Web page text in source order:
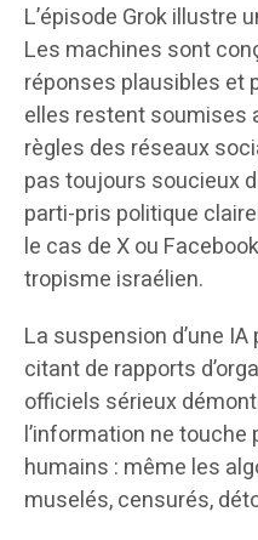
L’épisode Grok illustre
Les machines sont
réponses plausibles et
elles restent soumises
règles des réseaux
pas toujours soucieux
parti-pris politique
le cas de X ou
tropisme israélien.
La suspension d’une
citant de rapports
officiels sérieux
l’information ne
humains : même les
muselés, censurés,